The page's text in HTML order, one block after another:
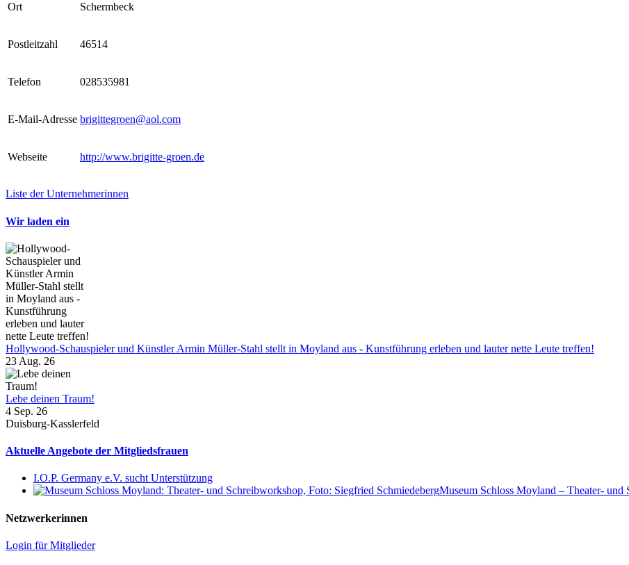
Ort Schermbeck
Postleitzahl 46514
Telefon 028535981
E-Mail-Adresse brigittegroen@aol.com
Webseite http://www.brigitte-groen.de
Liste der Unternehmerinnen
Wir laden ein
Hollywood-Schauspieler und Künstler Armin Müller-Stahl stellt in Moyland aus - Kunstführung erleben und lauter nette Leute treffen!
23 Aug. 26
Lebe deinen Traum!
4 Sep. 26
Duisburg-Kasslerfeld
Aktuelle Angebote der Mitgliedsfrauen
I.O.P. Germany e.V. sucht Unterstützung
Museum Schloss Moyland – Theater-
Netzwerkerinnen
Login für Mitglieder